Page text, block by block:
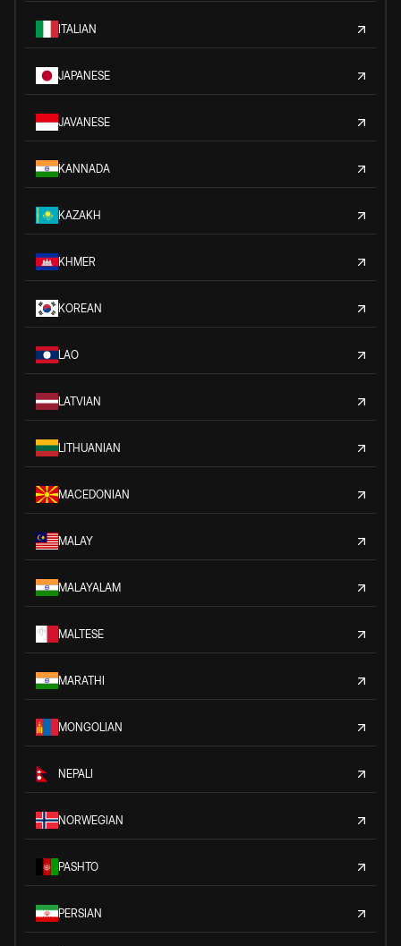
ITALIAN
JAPANESE
JAVANESE
KANNADA
KAZAKH
KHMER
KOREAN
LAO
LATVIAN
LITHUANIAN
MACEDONIAN
MALAY
MALAYALAM
MALTESE
MARATHI
MONGOLIAN
NEPALI
NORWEGIAN
PASHTO
PERSIAN